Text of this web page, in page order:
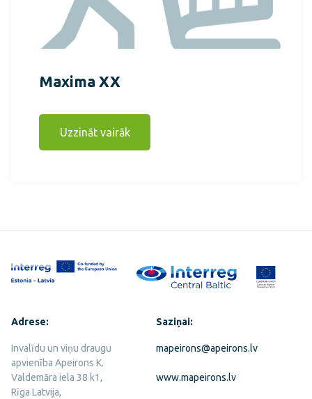
Maxima XX
Uzzināt vairāk
Adrese:
Invalīdu un viņu draugu
apvienība Apeirons K.
Valdemāra iela 38 k1,
Rīga Latvija,
Saziņai:
mapeirons@apeirons.lv
www.mapeirons.lv